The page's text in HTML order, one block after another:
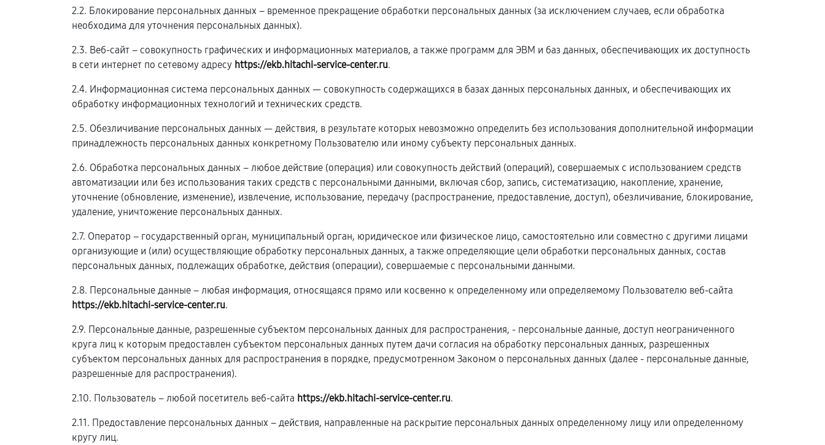
2.2. Блокирование персональных данных – временное прекращение обработки персональных данных (за исключением случаев, если обработка
необходима для уточнения персональных данных).
2.3. Веб-сайт – совокупность графических и информационных материалов, а также программ для ЭВМ и баз данных, обеспечивающих их доступность
в сети интернет по сетевому адресу https://ekb.hitachi-service-center.ru.
2.4. Информационная система персональных данных — совокупность содержащихся в базах данных персональных данных, и обеспечивающих их
обработку информационных технологий и технических средств.
2.5. Обезличивание персональных данных — действия, в результате которых невозможно определить без использования дополнительной информации
принадлежность персональных данных конкретному Пользователю или иному субъекту персональных данных.
2.6. Обработка персональных данных – любое действие (операция) или совокупность действий (операций), совершаемых с использованием средств
автоматизации или без использования таких средств с персональными данными, включая сбор, запись, систематизацию, накопление, хранение,
уточнение (обновление, изменение), извлечение, использование, передачу (распространение, предоставление, доступ), обезличивание, блокирование,
удаление, уничтожение персональных данных.
2.7. Оператор – государственный орган, муниципальный орган, юридическое или физическое лицо, самостоятельно или совместно с другими лицами
организующие и (или) осуществляющие обработку персональных данных, а также определяющие цели обработки персональных данных, состав
персональных данных, подлежащих обработке, действия (операции), совершаемые с персональными данными.
2.8. Персональные данные – любая информация, относящаяся прямо или косвенно к определенному или определяемому Пользователю веб-сайта
https://ekb.hitachi-service-center.ru.
2.9. Персональные данные, разрешенные субъектом персональных данных для распространения, - персональные данные, доступ неограниченного
круга лиц к которым предоставлен субъектом персональных данных путем дачи согласия на обработку персональных данных, разрешенных
субъектом персональных данных для распространения в порядке, предусмотренном Законом о персональных данных (далее - персональные данные,
разрешенные для распространения).
2.10. Пользователь – любой посетитель веб-сайта https://ekb.hitachi-service-center.ru.
2.11. Предоставление персональных данных – действия, направленные на раскрытие персональных данных определенному лицу или определенному
кругу лиц.